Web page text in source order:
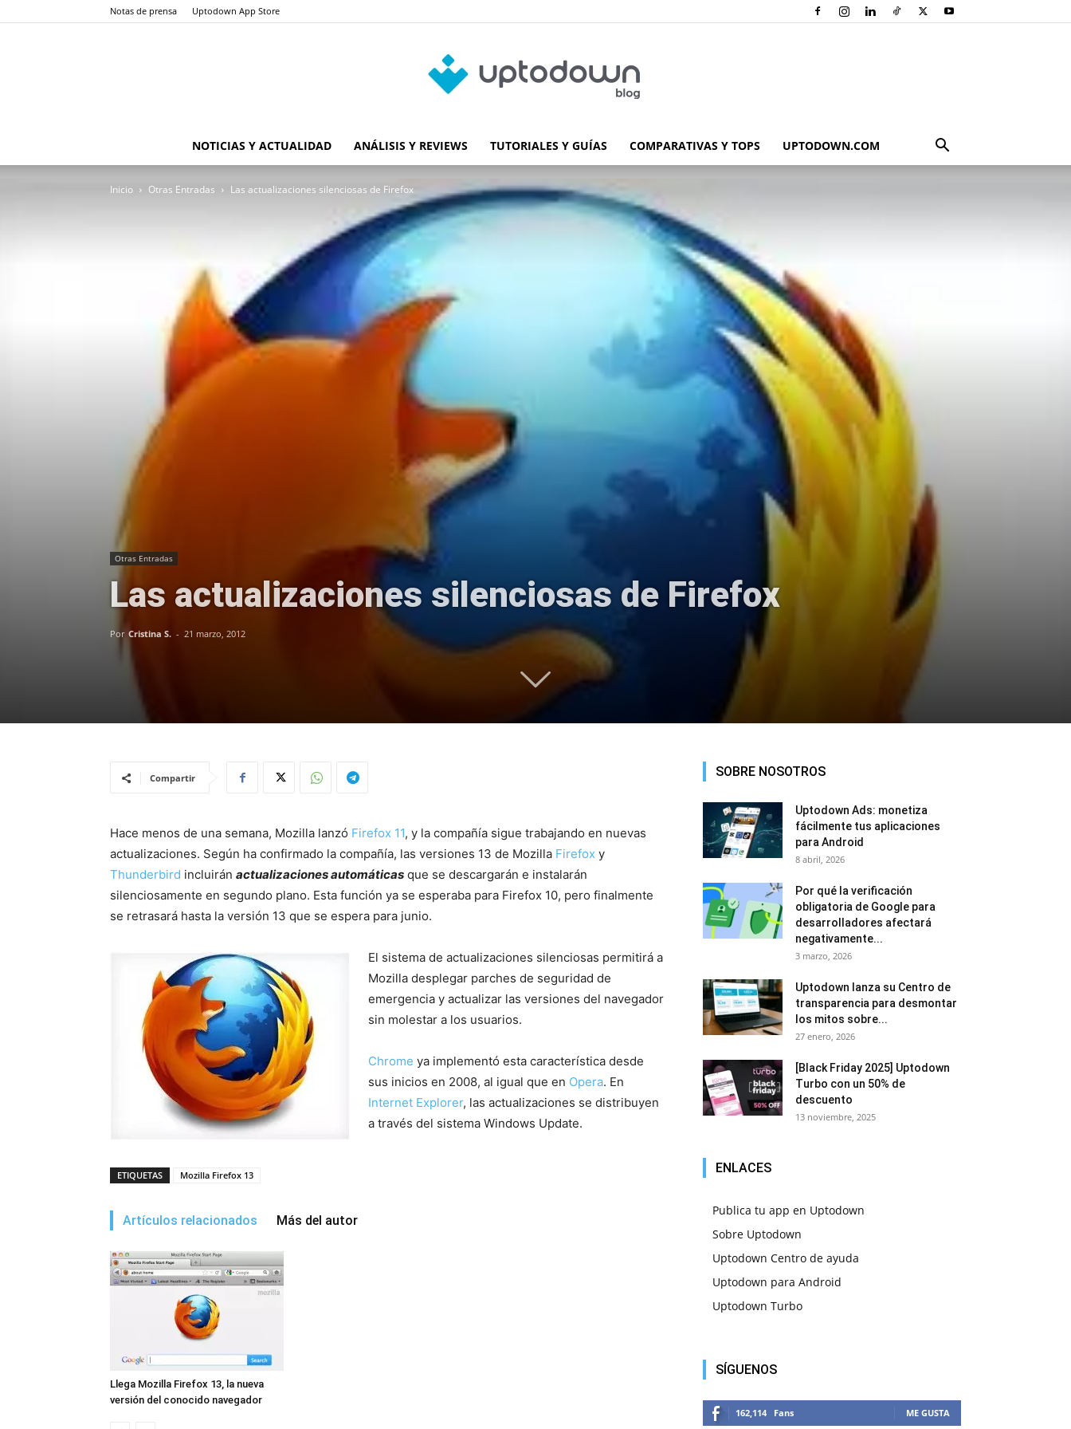
Notas de prensa Uptodown App Store
Blog
NOTICIAS Y ACTUALIDAD ANÁLISIS Y REVIEWS TUTORIALES Y GUÍAS COMPARATIVAS Y TOPS UPTODOWN.COM
Inicio Otras Entradas Las actualizaciones silenciosas de Firefox
Otras Entradas
Las actualizaciones silenciosas de Firefox
Por Cristina S. - 21 marzo, 2012
Compartir
Hace menos de una semana, Mozilla lanzó Firefox 11, y la compañía sigue trabajando en nuevas
actualizaciones. Según ha confirmado la compañía, las versiones 13 de Mozilla Firefox y
Thunderbird incluirán actualizaciones automáticas que se descargarán e instalarán
silenciosamente en segundo plano. Esta función ya se esperaba para Firefox 10, pero finalmente
se retrasará hasta la versión 13 que se espera para junio.
El sistema de actualizaciones silenciosas permitirá a
Mozilla desplegar parches de seguridad de
emergencia y actualizar las versiones del navegador
sin molestar a los usuarios.
Chrome ya implementó esta característica desde
sus inicios en 2008, al igual que en Opera. En
Internet Explorer, las actualizaciones se distribuyen
a través del sistema Windows Update.
ETIQUETAS Mozilla Firefox 13
Artículos relacionados Más del autor
Llega Mozilla Firefox 13, la nueva
versión del conocido navegador
SOBRE NOSOTROS
Uptodown Ads: monetiza
fácilmente tus aplicaciones
para Android
8 abril, 2026
Por qué la verificación
obligatoria de Google para
desarrolladores afectará
negativamente...
3 marzo, 2026
Uptodown lanza su Centro de
transparencia para desmontar
los mitos sobre...
27 enero, 2026
[Black Friday 2025] Uptodown
Turbo con un 50% de
descuento
13 noviembre, 2025
ENLACES
Publica tu app en Uptodown
Sobre Uptodown
Uptodown Centro de ayuda
Uptodown para Android
Uptodown Turbo
SÍGUENOS
162,114 Fans ME GUSTA